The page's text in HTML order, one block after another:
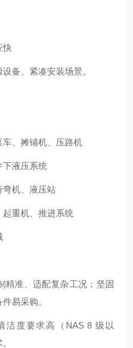
快
备、紧凑安装场景。
、摊铺机、压路机
下液压系统
弯机、液压站
重机、推进系统
精准、适配复杂工况；坚固
易采购。
洁度要求高（NAS 8 级以